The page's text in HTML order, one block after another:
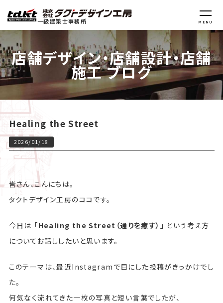
一級建築士事務所 MENU
店舗デザイン・店舗設計・店舗
施工 ブログ
Healing the Street
2026/01/18
皆さん、こんにちは。
タクトデザイン工房のココです。
今日は 「Healing the Street（通りを癒す）」 という考え方
についてお話ししたいと思います。
このテーマは、最近Instagramで目にした投稿がきっかけでし
た。
何気なく流れてきた一枚の写真と短い言葉でしたが、